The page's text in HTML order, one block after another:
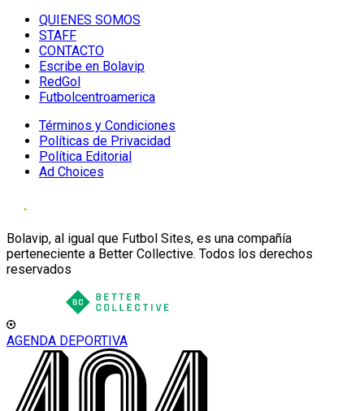
QUIENES SOMOS
STAFF
CONTACTO
Escribe en Bolavip
RedGol
Futbolcentroamerica
Términos y Condiciones
Políticas de Privacidad
Política Editorial
Ad Choices
Bolavip, al igual que Futbol Sites, es una compañía
perteneciente a Better Collective. Todos los derechos
reservados
AGENDA DEPORTIVA